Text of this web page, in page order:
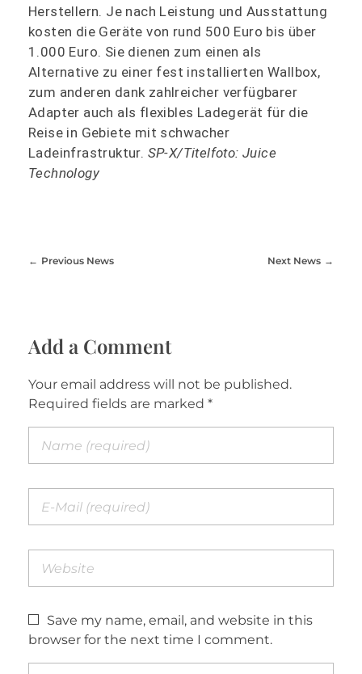
Herstellern. Je nach Leistung und Ausstattung
kosten die Geräte von rund 500 Euro bis über
1.000 Euro. Sie dienen zum einen als
Alternative zu einer fest installierten Wallbox,
zum anderen dank zahlreicher verfügbarer
Adapter auch als flexibles Ladegerät für die
Reise in Gebiete mit schwacher
Ladeinfrastruktur. SP-X/Titelfoto: Juice
Technology
Previous News Next News
Add a Comment
Your email address will not be published.
Required fields are marked *
Save my name, email, and website in this
browser for the next time I comment.